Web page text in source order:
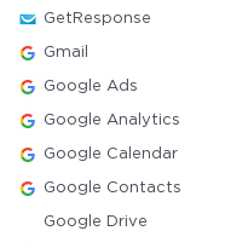
GetResponse
Gmail
Google Ads
Google Analytics
Google Calendar
Google Contacts
Google Drive